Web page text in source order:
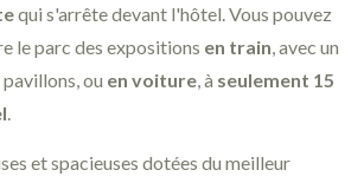
qui s'arrête devant l'hôtel. Vous pouvez
le parc des expositions en train , avec un
ou en voiture , à seulement 15
et spacieuses dotées du meilleur